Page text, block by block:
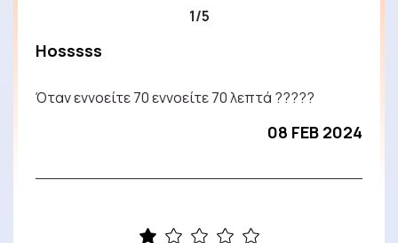
1/5
Hosssss
Όταν εννοείτε 70 εννοείτε 70 λεπτά ?????
08 FEB 2024